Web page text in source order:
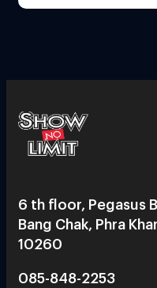
6 th floor, Pegasus
Bang Chak, Phra
10260
085-848-2253